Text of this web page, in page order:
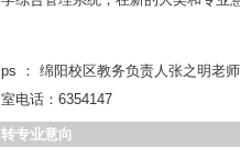
ps ： 绵阳校区教务负责人张之明老
室电话：6354147
转专业意向